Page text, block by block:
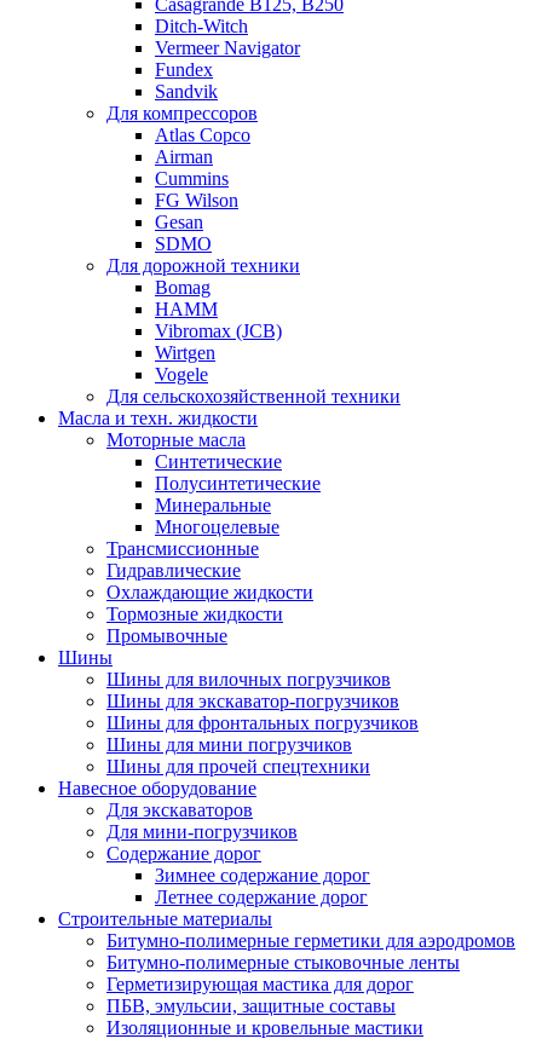
Ditch-Witch
Vermeer Navigator
Fundex
Sandvik
Для компрессоров
Atlas Copco
Airman
Cummins
FG Wilson
Gesan
SDMO
Для дорожной техники
Bomag
HAMM
Vibromax (JCB)
Wirtgen
Vogele
Для сельскохозяйственной техники
Масла и техн. жидкости
Моторные масла
Синтетические
Полусинтетические
Минеральные
Многоцелевые
Трансмиссионные
Гидравлические
Охлаждающие жидкости
Тормозные жидкости
Промывочные
Шины
Шины для вилочных погрузчиков
Шины для экскаватор-погрузчиков
Шины для фронтальных погрузчиков
Шины для мини погрузчиков
Шины для прочей спецтехники
Навесное оборудование
Для экскаваторов
Для мини-погрузчиков
Содержание дорог
Зимнее содержание дорог
Летнее содержание дорог
Строительные материалы
Битумно-полимерные герметики для аэродромов
Битумно-полимерные стыковочные ленты
Герметизирующая мастика для дорог
ПБВ, эмульсии, защитные составы
Изоляционные и кровельные мастики